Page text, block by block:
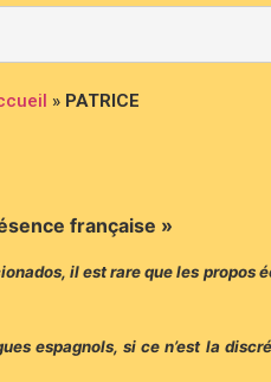
» PATRICE
française »
il est rare que les
espagnols, si ce n’est la